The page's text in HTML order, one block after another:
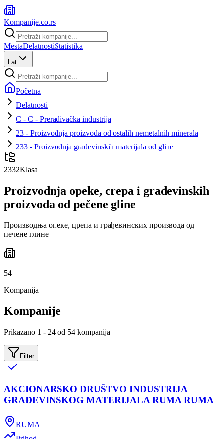
Kompanije.co.rs
MestaDelatnostiStatistika
Lat
Početna
Delatnosti
C - C - Prerađivačka industrija
23 - Proizvodnja proizvoda od ostalih nemetalnih minerala
233 - Proizvodnja građevinskih materijala od gline
2332Klasa
Proizvodnja opeke, crepa i građevinskih
proizvoda od pečene gline
Производња опеке, црепа и грађевинских производа од
печене глине
54
Kompanija
Kompanije
Prikazano 1 - 24 od 54 kompanija
Filter
AKCIONARSKO DRUŠTVO INDUSTRIJA
GRAĐEVINSKOG MATERIJALA RUMA RUMA
RUMA